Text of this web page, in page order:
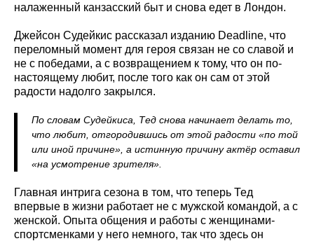
налаженный канзасский быт и снова едет в Лондон.
Джейсон Судейкис рассказал изданию Deadline, что
переломный момент для героя связан не со славой и
не с победами, а с возвращением к тому, что он по-
настоящему любит, после того как он сам от этой
радости надолго закрылся.
По словам Судейкиса, Тед снова начинает делать то,
что любит, отгородившись от этой радости «по той
или иной причине», а истинную причину актёр оставил
«на усмотрение зрителя».
Главная интрига сезона в том, что теперь Тед
впервые в жизни работает не с мужской командой, а с
женской. Опыта общения и работы с женщинами-
спортсменками у него немного, так что здесь он